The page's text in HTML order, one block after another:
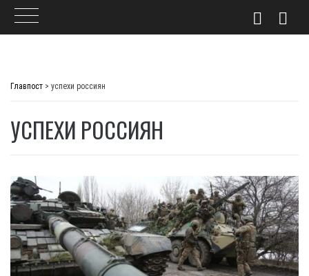
Главпост > успехи россиян
УСПЕХИ РОССИЯН